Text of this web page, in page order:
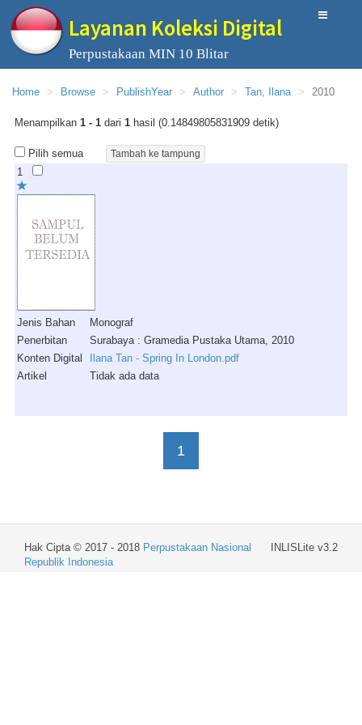
Layanan Koleksi Digital
Perpustakaan MIN 10 Blitar
Home Browse PublishYear Author Tan, Ilana 2010
Menampilkan 1 - 1 dari 1 hasil (0.14849805831909 detik)
Pilih semua
1
Jenis Bahan
Monograf
Penerbitan
Surabaya : Gramedia Pustaka Utama, 2010
Konten Digital
Ilana Tan - Spring In London.pdf
Artikel
Tidak ada data
1
INLISLite v3.2
Hak Cipta © 2017 - 2018 Perpustakaan Nasional
Republik Indonesia